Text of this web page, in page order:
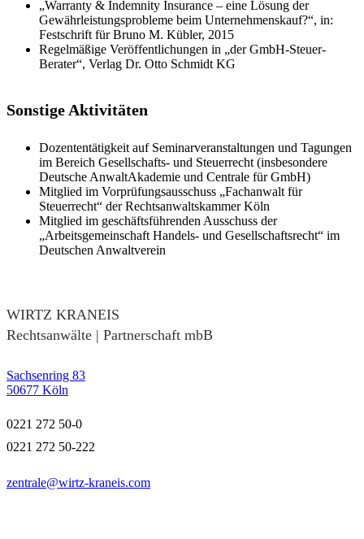
„Warranty & Indemnity Insurance – eine Lösung der
Gewährleistungsprobleme beim Unternehmenskauf?“, in:
Festschrift für Bruno M. Kübler, 2015
Regelmäßige Veröffentlichungen in „der GmbH-Steuer-
Berater“, Verlag Dr. Otto Schmidt KG
Sonstige Aktivitäten
Dozententätigkeit auf Seminarveranstaltungen und Tagungen
im Bereich Gesellschafts- und Steuerrecht (insbesondere
Deutsche AnwaltAkademie und Centrale für GmbH)
Mitglied im Vorprüfungsausschuss „Fachanwalt für
Steuerrecht“ der Rechtsanwaltskammer Köln
Mitglied im geschäftsführenden Ausschuss der
„Arbeitsgemeinschaft Handels- und Gesellschaftsrecht“ im
Deutschen Anwaltverein
WIRTZ KRANEIS
Rechtsanwälte | Partnerschaft mbB
Sachsenring 83
50677 Köln
0221 272 50-0
0221 272 50-222
zentrale@wirtz-kraneis.com